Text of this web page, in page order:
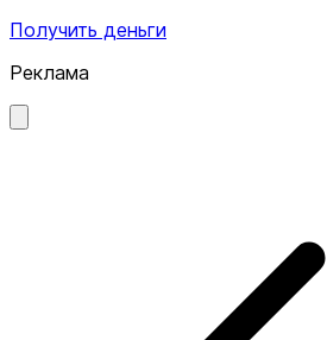
Получить деньги
Реклама